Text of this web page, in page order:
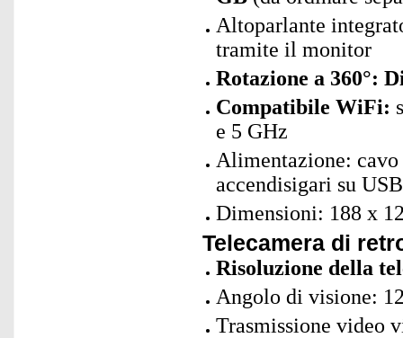
Altoparlante
tramite il monitor
Rotazione a 360°:
Compatibile WiFi:
e 5 GHz
Alimentazione:
accendisigari su
Dimensioni: 188 x
Telecamera di
Risoluzione della
Angolo di visione:
Trasmissione video